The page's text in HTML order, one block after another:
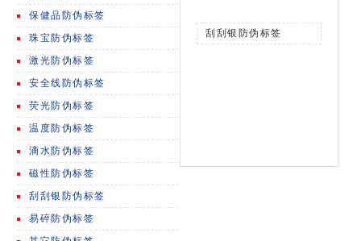
保健品防伪标签
珠宝防伪标签
激光防伪标签
安全线防伪标签
荧光防伪标签
温度防伪标签
滴水防伪标签
磁性防伪标签
刮刮银防伪标签
易碎防伪标签
刮刮银防伪标签